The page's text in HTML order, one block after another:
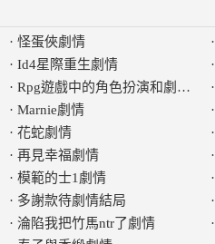
· 怪蛋俠劇情
· Id4星際重生劇情
· Rpg遊戲中的角色扮演和劇情分析
· Marnie劇情
· 花蛇劇情
· 再見幸福劇情
· 模範的士1劇情
· 多謝款待劇情結局
· 淪陷我把竹馬ntr了劇情
·
·
·
·
·
·
·
·
·